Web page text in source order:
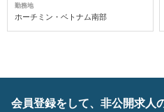
勤務地
ホーチミン・ベトナム南部
会員登録をして、非公開求人